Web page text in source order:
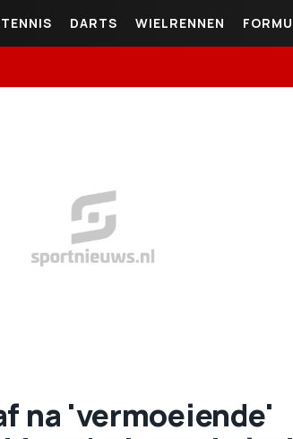
TENNIS DARTS WIELRENNEN
na 'vermoeiende'